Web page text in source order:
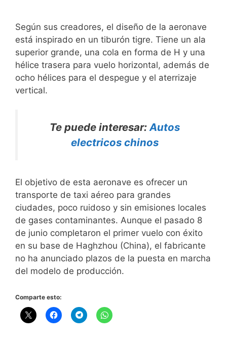
Según sus creadores, el diseño de la aeronave
está inspirado en un tiburón tigre. Tiene un ala
superior grande, una cola en forma de H y una
hélice trasera para vuelo horizontal, además de
ocho hélices para el despegue y el aterrizaje
vertical.
Te puede interesar:Autos
electricos chinos
El objetivo de esta aeronave es ofrecer un
transporte de taxi aéreo para grandes
ciudades, poco ruidoso y sin emisiones locales
de gases contaminantes. Aunque el pasado 8
de junio completaron el primer vuelo con éxito
en su base de Haghzhou (China), el fabricante
no ha anunciado plazos de la puesta en marcha
del modelo de producción.
Comparte esto: